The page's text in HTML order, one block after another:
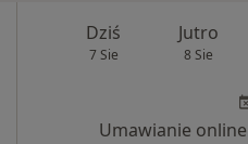
Dziś
7 Sie
Jutro
8 Sie
Umawianie